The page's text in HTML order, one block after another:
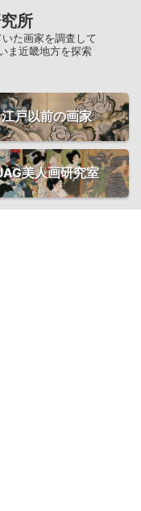
所
た画家を調査して
ま近畿地方を探索
江戸以前の画家
美人画研究室